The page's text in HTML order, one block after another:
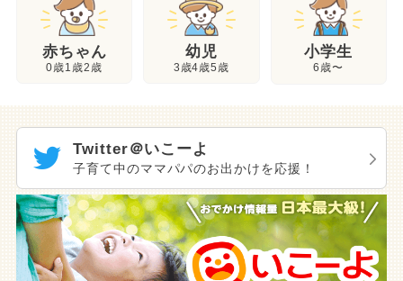
赤ちゃん
0歳1歳2歳
幼児
3歳4歳5歳
小学生
6歳〜
Twitter＠いこーよ
子育て中のママパパのお出かけを応援！